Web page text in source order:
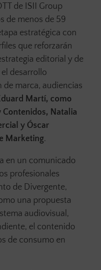
de ISII Group
de menos de 59
estratégica con
que reforzarán
editorial y de
desarrollo
marca, audiencias
Martí, como
Natalia
y Óscar
Marketing.
en un comunicado
profesionales
de Divergente,
una propuesta
audiovisual,
el contenido
de consumo en